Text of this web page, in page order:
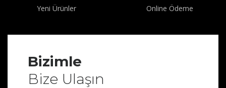
Yeni Ürünler
Online Ödeme
Bizimle
Bize Ulaşın